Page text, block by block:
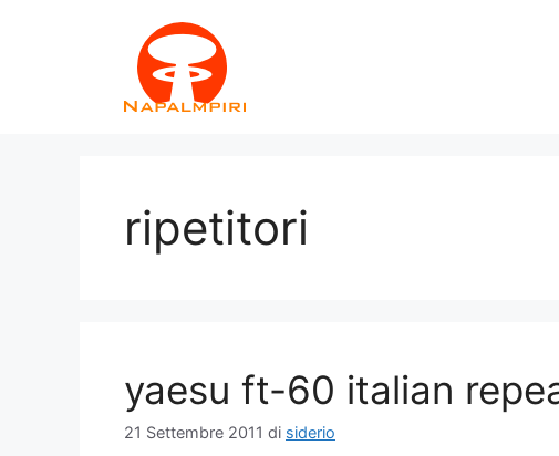
ripetitori
yaesu ft-60 italian
21 Settembre 2011 di siderio